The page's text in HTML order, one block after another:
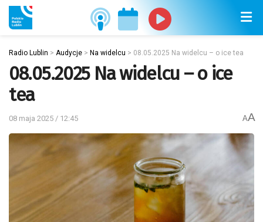
Radio Lublin > Audycje > Na widelcu > 08.05.2025 Na widelcu – o ice tea
08.05.2025 Na widelcu – o ice
tea
08 maja 2025 / 12:45 AA